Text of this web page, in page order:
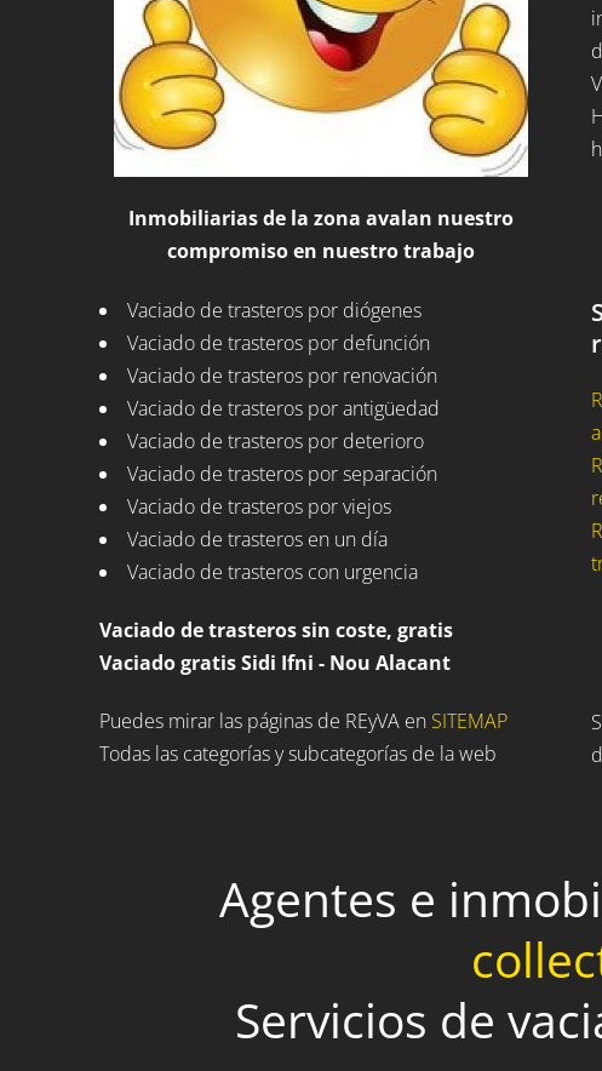
Inmobiliarias de la zona avalan nuestro
compromiso en nuestro trabajo
Vaciado de trasteros por diógenes
Vaciado de trasteros por defunción
Vaciado de trasteros por renovación
Vaciado de trasteros por antigüedad
Vaciado de trasteros por deterioro
Vaciado de trasteros por separación
Vaciado de trasteros por viejos
Vaciado de trasteros en un día
Vaciado de trasteros con urgencia
Vaciado de trasteros sin coste, gratis
Vaciado gratis Sidi Ifni - Nou Alacant
Puedes mirar las páginas de REyVA en SITEMAP
Todas las categorías y subcategorías de la web
Agentes e
Servicios de